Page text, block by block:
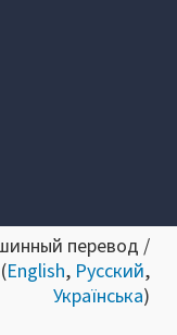
перевод /
English, Русский,
Українська)